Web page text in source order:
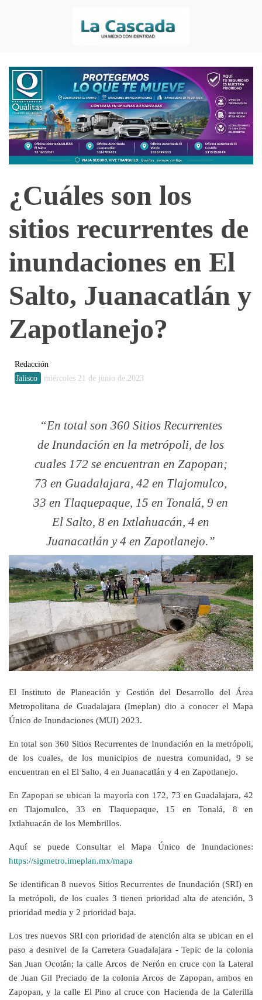
¿Cuáles son los
sitios recurrentes de
inundaciones en El
Salto, Juanacatlán y
Zapotlanejo?
Redacción
Jalisco
miércoles 21 de junio de 2023
En total son 360 Sitios Recurrentes
de Inundación en la metrópoli, de los
cuales 172 se encuentran en Zapopan;
73 en Guadalajara, 42 en Tlajomulco,
33 en Tlaquepaque, 15 en Tonalá, 9 en
El Salto, 8 en Ixtlahuacán, 4 en
Juanacatlán y 4 en Zapotlanejo.
El Instituto de Planeación y Gestión del Desarrollo del Área
Metropolitana de Guadalajara (Imeplan) dio a conocer el Mapa
Único de Inundaciones (MUI) 2023.
En total son 360 Sitios Recurrentes de Inundación en la metrópoli,
de los cuales, de los municipios de nuestra comunidad, 9 se
encuentran en el El Salto, 4 en Juanacatlán y 4 en Zapotlanejo.
En Zapopan se ubican la mayoría con 172, 73 en Guadalajara, 42
en Tlajomulco, 33 en Tlaquepaque, 15 en Tonalá, 8 en
Ixtlahuacán de los Membrillos.
Aquí se puede Consultar el Mapa Único de Inundaciones:
https://sigmetro.imeplan.mx/mapa
Se identifican 8 nuevos Sitios Recurrentes de Inundación (SRI) en
la metrópoli, de los cuales 3 tienen prioridad alta de atención, 3
prioridad media y 2 prioridad baja.
Los tres nuevos SRI con prioridad de atención alta se ubican en el
paso a desnivel de la Carretera Guadalajara - Tepic de la colonia
San Juan Ocotán; la calle Arcos de Nerón en cruce con la Lateral
de Juan Gil Preciado de la colonia Arcos de Zapopan, ambos en
Zapopan, y la calle El Pino al cruce con Hacienda de la Calerilla